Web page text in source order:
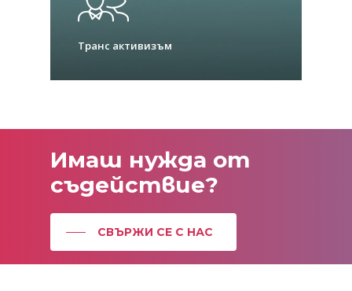
Транс активизъм
Имаш нужда от
съдействие?
СВЪРЖИ СЕ С НАС